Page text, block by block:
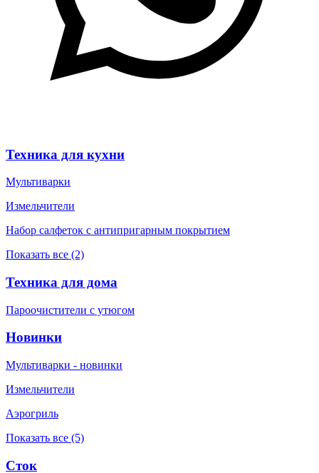
Техника для кухни
Мультиварки
Измельчители
Набор салфеток с антипригарным покрытием
Показать все (2)
Техника для дома
Пароочистители с утюгом
Новинки
Мультиварки - новинки
Измельчители
Аэрогриль
Показать все (5)
Сток